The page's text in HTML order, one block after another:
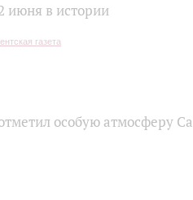
июня в истории
особую атмосферу